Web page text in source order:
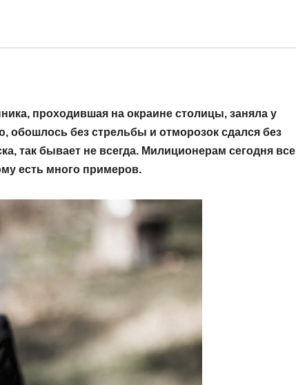
проходившая на окраине столицы, заняла у
обошлось без стрельбы и отморозок сдался без
так бывает не всегда. Милиционерам сегодня все
есть много примеров.